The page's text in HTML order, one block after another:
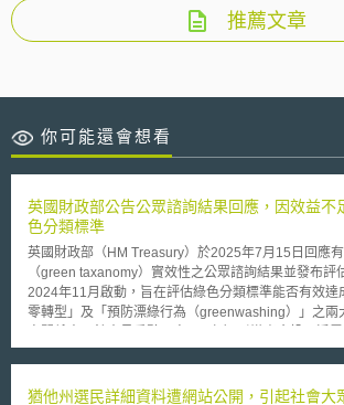
推薦文章
你可能還會想看
英國財政部公告公眾諮詢結果回應，因效益不
色分類標準
英國財政部（HM Treasury）於2025年7月15日回應
（green taxanomy）實效性之公眾諮詢結果並發布評
2024年11月啟動，旨在評估綠色分類標準能否有效達
零轉型」及「預防漂綠行為（greenwashing）」之兩大目標。
多認為分類標準並非引導資金流向之關鍵政策工具，
圖，同時闡明未來投資監理法規、補助獎勵計畫、稅
猶他州選民詳細資料遭網站公開，引起社會大